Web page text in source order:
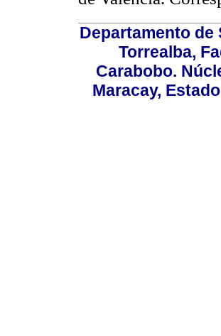
Departamento de
Torrealba,
Carabobo.
Maracay,